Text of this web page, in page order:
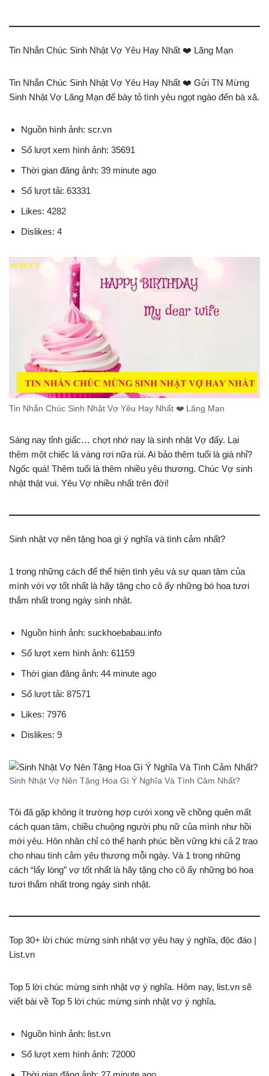
Tin Nhắn Chúc Sinh Nhật Vợ Yêu Hay Nhất ❤️ Lãng Mạn
Tin Nhắn Chúc Sinh Nhật Vợ Yêu Hay Nhất ❤️ Gửi TN Mừng
Sinh Nhật Vợ Lãng Mạn để bày tỏ tình yêu ngọt ngào đến bà xã.
Nguồn hình ảnh: scr.vn
Số lượt xem hình ảnh: 35691
Thời gian đăng ảnh: 39 minute ago
Số lượt tải: 63331
Likes: 4282
Dislikes: 4
Tin Nhắn Chúc Sinh Nhật Vợ Yêu Hay Nhất ❤️ Lãng Mạn
Sáng nay tỉnh giấc… chợt nhớ nay là sinh nhật Vợ đấy. Lại
thêm một chiếc lá vàng rơi nữa rùi. Ai bảo thêm tuổi là già nhỉ?
Ngốc quá! Thêm tuổi là thêm nhiều yêu thương. Chúc Vợ sinh
nhật thật vui. Yêu Vợ nhiều nhất trên đời!
Sinh nhật vợ nên tặng hoa gì ý nghĩa và tình cảm nhất?
1 trong những cách để thể hiện tình yêu và sự quan tâm của
mình với vợ tốt nhất là hãy tặng cho cô ấy những bó hoa tươi
thắm nhất trong ngày sinh nhật.
Nguồn hình ảnh: suckhoebabau.info
Số lượt xem hình ảnh: 61159
Thời gian đăng ảnh: 44 minute ago
Số lượt tải: 87571
Likes: 7976
Dislikes: 9
Sinh Nhật Vợ Nên Tặng Hoa Gì Ý Nghĩa Và Tình Cảm Nhất?
Tôi đã gặp không ít trường hợp cưới xong về chồng quên mất
cách quan tâm, chiều chuộng người phụ nữ của mình như hồi
mới yêu. Hôn nhân chỉ có thể hạnh phúc bền vững khi cả 2 trao
cho nhau tình cảm yêu thương mỗi ngày. Và 1 trong những
cách “lấy lòng” vợ tốt nhất là hãy tặng cho cô ấy những bó hoa
tươi thắm nhất trong ngày sinh nhật.
Top 30+ lời chúc mừng sinh nhật vợ yêu hay ý nghĩa, độc đáo |
List.vn
Top 5 lời chúc mừng sinh nhật vợ ý nghĩa. Hôm nay, list.vn sẽ
viết bài về Top 5 lời chúc mừng sinh nhật vợ ý nghĩa.
Nguồn hình ảnh: list.vn
Số lượt xem hình ảnh: 72000